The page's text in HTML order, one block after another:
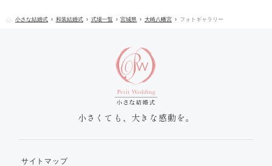
小さな結婚式 和装結婚式 式場一覧 宮城県 大崎八幡宮 フォトギャラリー
小さくても、大きな感動を。
サイトマップ